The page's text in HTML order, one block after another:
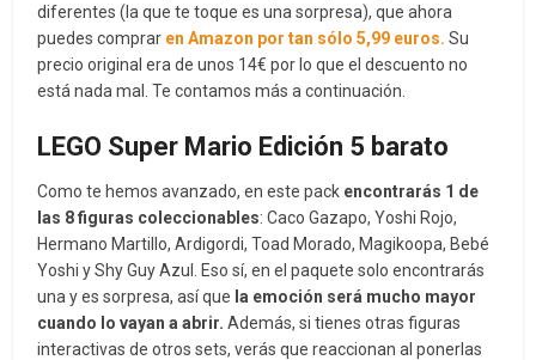
diferentes (la que te toque es una sorpresa), que ahora
puedes comprar en Amazon por tan sólo 5,99 euros.Su
precio original era de unos 14€ por lo que el descuento no
está nada mal. Te contamos más a continuación.
LEGO Super Mario Edición 5 barato
Como te hemos avanzado, en este pack encontrarás 1 de
las 8 figuras coleccionables: Caco Gazapo, Yoshi Rojo,
Hermano Martillo, Ardigordi, Toad Morado, Magikoopa, Bebé
Yoshi y Shy Guy Azul. Eso sí, en el paquete solo encontrarás
una y es sorpresa, así que la emoción será mucho mayor
cuando lo vayan a abrir.Además, si tienes otras figuras
interactivas de otros sets, verás que reaccionan al ponerlas